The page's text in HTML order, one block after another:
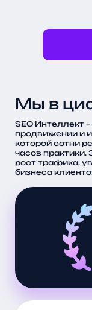
Мы в
SEO Интеллект
продвижении и
которой сотни
часов
рост трафика,
бизнеса